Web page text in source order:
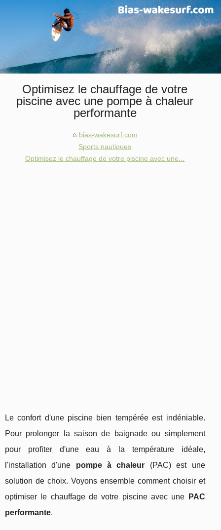
Optimisez le chauffage de votre
piscine avec une pompe à chaleur
performante
bias-wakesurf.com
Sports nautiques
Optimisez le chauffage de votre piscine avec une...
Le confort d'une piscine bien tempérée est indéniable.
Pour prolonger la saison de baignade ou simplement
pour profiter d'une eau à la température idéale,
l'installation d'une pompe à chaleur (PAC) est une
solution de choix. Voyons ensemble comment choisir et
optimiser le chauffage de votre piscine avec une
PAC
performante.